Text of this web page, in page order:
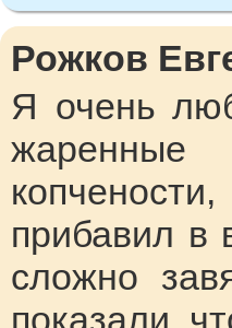
Рожков
Я очень
жаренные
прибавил в
сложно
показали,